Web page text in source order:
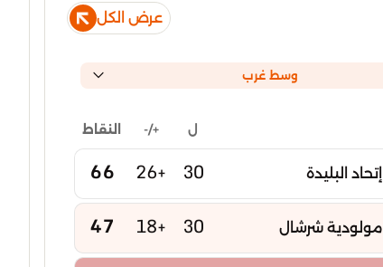
عرض الكل
وسط غرب
ل +/- النقاط
إتحاد البليدة 30
+26
66
مولودية شرشال 30
+18
47